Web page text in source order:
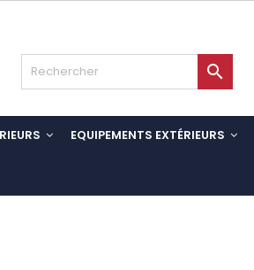

EQUIPEMENTS EXTÉRIEURS